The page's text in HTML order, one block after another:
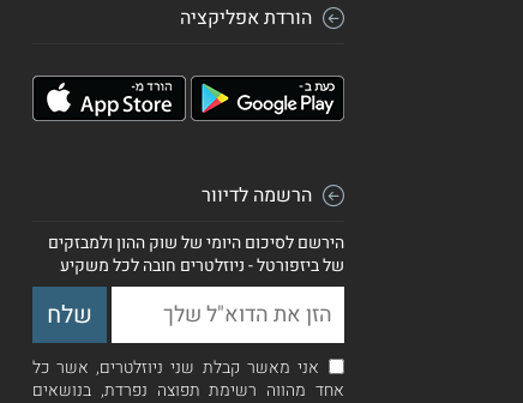
הורדת אפליקציה
הרשמה לדיוור
הירשם לסיכום היומי של שוק ההון ולמבזקים
של ביזפורטל - ניוזלטרים חובה לכל משקיע
אני מאשר קבלת שני ניוזלטרים, אשר כל
אחד מהווה רשימת תפוצה נפרדת, בנושאים